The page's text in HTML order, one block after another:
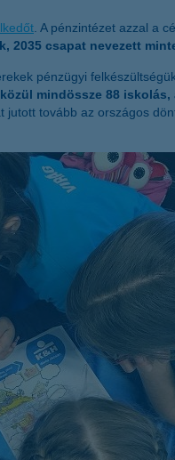
. A pénzintézet azzal a
2035 csapat nevezett
pénzügyi
mindössze 88
tovább az országos